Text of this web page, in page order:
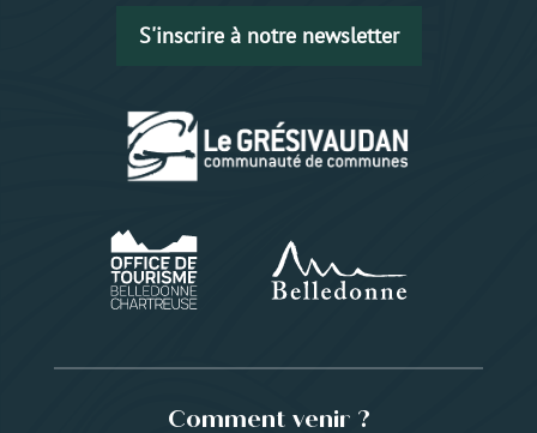
S'inscrire à notre newsletter
Comment venir ?